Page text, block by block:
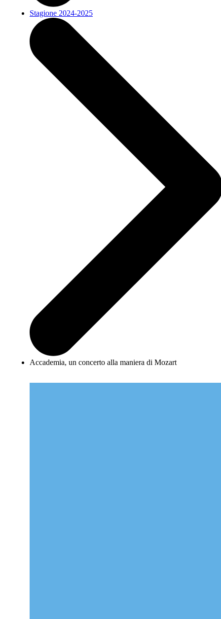
Stagione 2024-2025
Accademia, un concerto alla maniera di Mozart